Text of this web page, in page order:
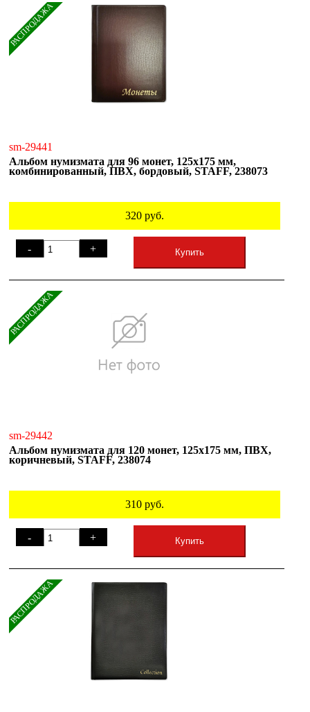
РАСПРОДАЖА
sm-29441
Альбом нумизмата для 96 монет, 125х175 мм,
комбинированный, ПВХ, бордовый, STAFF, 238073
320 руб.
- + Купить
РАСПРОДАЖА
sm-29442
Альбом нумизмата для 120 монет, 125х175 мм, ПВХ,
коричневый, STAFF, 238074
310 руб.
- + Купить
РАСПРОДАЖА